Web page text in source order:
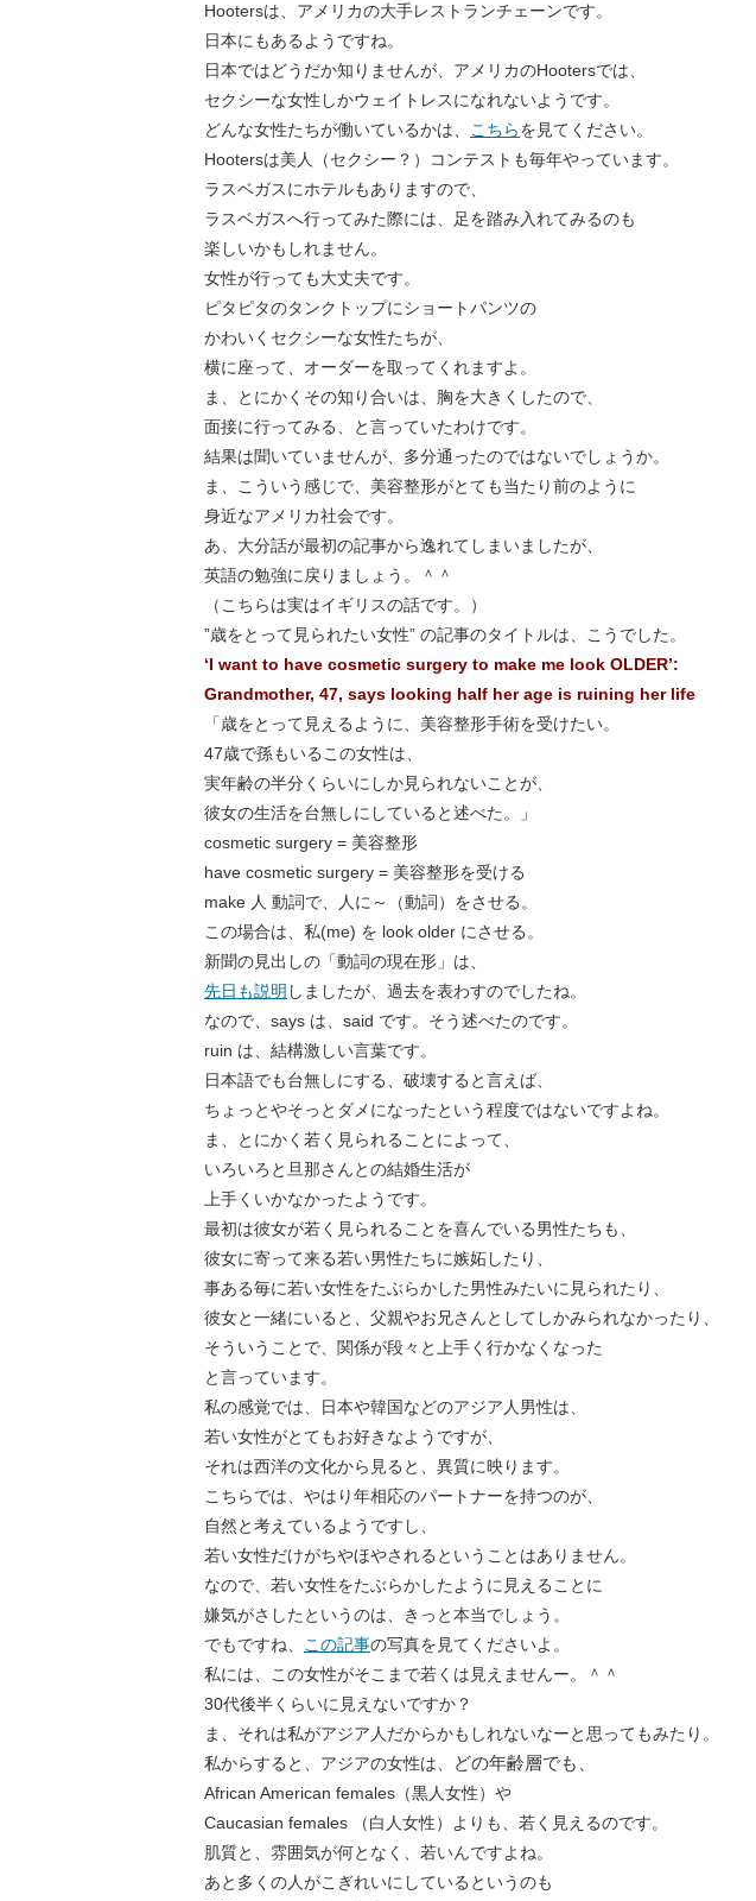
Hootersは、アメリカの大手レストランチェーンです。
日本にもあるようですね。
日本ではどうだか知りませんが、アメリカのHootersでは、
セクシーな女性しかウェイトレスになれないようです。
どんな女性たちが働いているかは、
こちらを見てください。
Hootersは美人（セクシー？）コンテストも毎年やっています。
ラスベガスにホテルもありますので、
ラスベガスへ行ってみた際には、足を踏み入れてみるのも
楽しいかもしれません。
女性が行っても大丈夫です。
ピタピタのタンクトップにショートパンツの
かわいくセクシーな女性たちが、
横に座って、オーダーを取ってくれますよ。
ま、とにかくその知り合いは、胸を大きくしたので、
面接に行ってみる、と言っていたわけです。
結果は聞いていませんが、多分通ったのではないでしょうか。
ま、こういう感じで、美容整形がとても当たり前のように
身近なアメリカ社会です。
あ、大分話が最初の記事から逸れてしまいましたが、
英語の勉強に戻りましょう。＾＾
（こちらは実はイギリスの話です。）
”歳をとって見られたい女性” の記事のタイトルは、こうでした。
‘I want to have cosmetic surgery to make me look OLDER’:
Grandmother, 47, says looking half her age is ruining her life
「歳をとって見えるように、美容整形手術を受けたい。
47歳で孫もいるこの女性は、
実年齢の半分くらいにしか見られないことが、
彼女の生活を台無しにしていると述べた。」
cosmetic surgery = 美容整形
have cosmetic surgery = 美容整形を受ける
make 人 動詞で、人に～（動詞）をさせる。
この場合は、私(me) を look older にさせる。
新聞の見出しの「動詞の現在形」は、
先日も説明 しましたが、過去を表わすのでしたね。
なので、says は、said です。そう述べたのです。
ruin は、結構激しい言葉です。
日本語でも台無しにする、破壊すると言えば、
ちょっとやそっとダメになったという程度ではないですよね。
ま、とにかく若く見られることによって、
いろいろと旦那さんとの結婚生活が
上手くいかなかったようです。
最初は彼女が若く見られることを喜んでいる男性たちも、
彼女に寄って来る若い男性たちに嫉妬したり、
事ある毎に若い女性をたぶらかした男性みたいに見られたり、
彼女と一緒にいると、父親やお兄さんとしてしかみられなかったり、
そういうことで、関係が段々と上手く行かなくなった
と言っています。
私の感覚では、日本や韓国などのアジア人男性は、
若い女性がとてもお好きなようですが、
それは西洋の文化から見ると、異質に映ります。
こちらでは、やはり年相応のパートナーを持つのが、
自然と考えているようですし、
若い女性だけがちやほやされるということはありません。
なので、若い女性をたぶらかしたように見えることに
嫌気がさしたというのは、きっと本当でしょう。
でもですね、
この記事の写真を見てくださいよ。
私には、この女性がそこまで若くは見えませんー。＾＾
30代後半くらいに見えないですか？
ま、それは私がアジア人だからかもしれないなーと思ってもみたり。
私からすると、アジアの女性は、
どの年齢層でも、
African American females（黒人女性）や
Caucasian females （白人女性）よりも、若く見えるのです。
肌質と、雰囲気が何となく、若いんですよね。
あと多くの人がこぎれいにしているというのも